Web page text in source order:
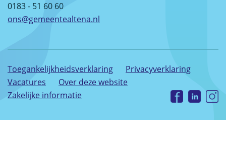
0183 - 51 60 60
ons@gemeentealtena.nl
Toegankelijkheidsverklaring
Privacyverklaring
Vacatures
Over deze website
Zakelijke informatie